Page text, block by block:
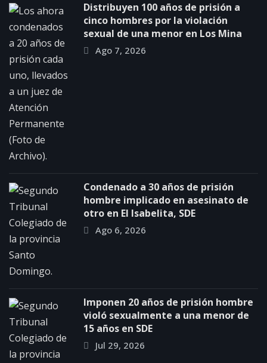
Distribuyen 100 años de prisión a
cinco hombres por la violación
sexual de una menor en Los Mina
Ago 7, 2026
Condenado a 30 años de prisión
hombre implicado en asesinato de
otro en El Isabelita, SDE
Ago 6, 2026
Imponen 20 años de prisión hombre
violó sexualmente a una menor de
15 años en SDE
Jul 29, 2026